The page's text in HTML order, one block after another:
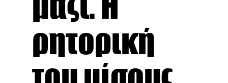
ρητορική